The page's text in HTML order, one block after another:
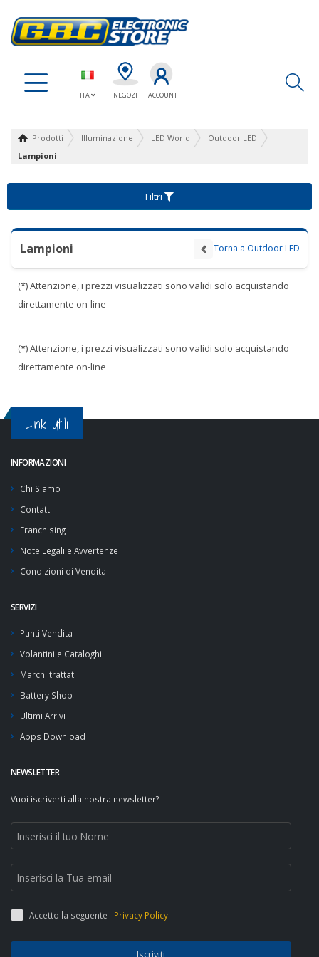
ITA NEGOZI ACCOUNT
Prodotti Illuminazione LED World
Outdoor LED
Lampioni
Filtri
Lampioni Torna a Outdoor LED
(*) Attenzione, i prezzi visualizzati sono validi solo acquistando
direttamente on-line
(*) Attenzione, i prezzi visualizzati sono validi solo acquistando
direttamente on-line
Link Utili
INFORMAZIONI
Chi Siamo
Contatti
Franchising
Note Legali e Avvertenze
Condizioni di Vendita
SERVIZI
Punti Vendita
Volantini e Cataloghi
Marchi trattati
Battery Shop
Ultimi Arrivi
Apps Download
NEWSLETTER
Vuoi iscriverti alla nostra newsletter?
Accetto la seguente Privacy Policy
Iscriviti